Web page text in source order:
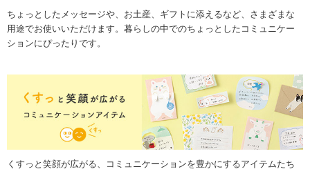
ちょっとしたメッセージや、お土産、ギフトに添えるなど、さまざまな
用途でお使いいただけます。暮らしの中でのちょっとしたコミュニケー
ションにぴったりです。
くすっと笑顔が広がる、コミュニケーションを豊かにするアイテムたち